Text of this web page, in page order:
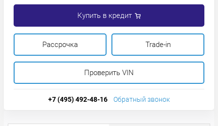
Купить в кредит
Рассрочка Trade-in
Проверить VIN
+7 (495) 492-48-16 Обратный звонок